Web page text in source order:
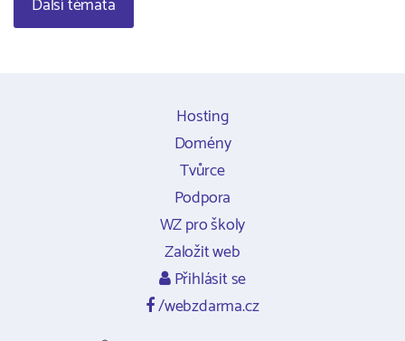
Další témata
Hosting
Domény
Tvůrce
Podpora
WZ pro školy
Založit web
Přihlásit se
/webzdarma.cz